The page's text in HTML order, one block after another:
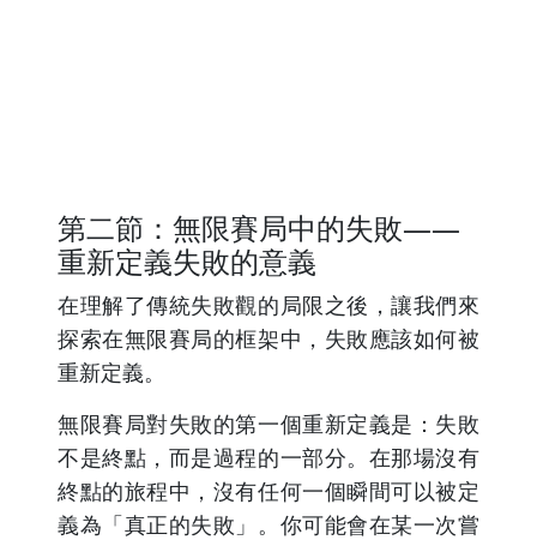
第二節：無限賽局中的失敗——
重新定義失敗的意義
在理解了傳統失敗觀的局限之後，讓我們來
探索在無限賽局的框架中，失敗應該如何被
重新定義。
無限賽局對失敗的第一個重新定義是：失敗
不是終點，而是過程的一部分。在那場沒有
終點的旅程中，沒有任何一個瞬間可以被定
義為「真正的失敗」。你可能會在某一次嘗